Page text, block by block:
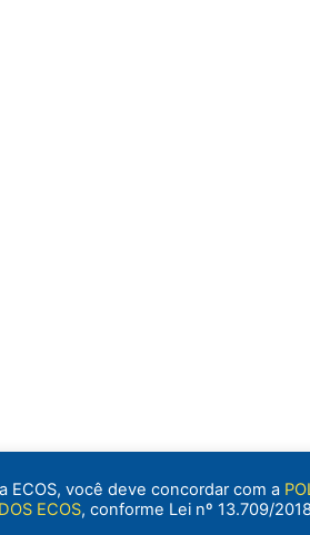
ECOS, você deve concordar com a
ECOS, conforme Lei nº 13.709/